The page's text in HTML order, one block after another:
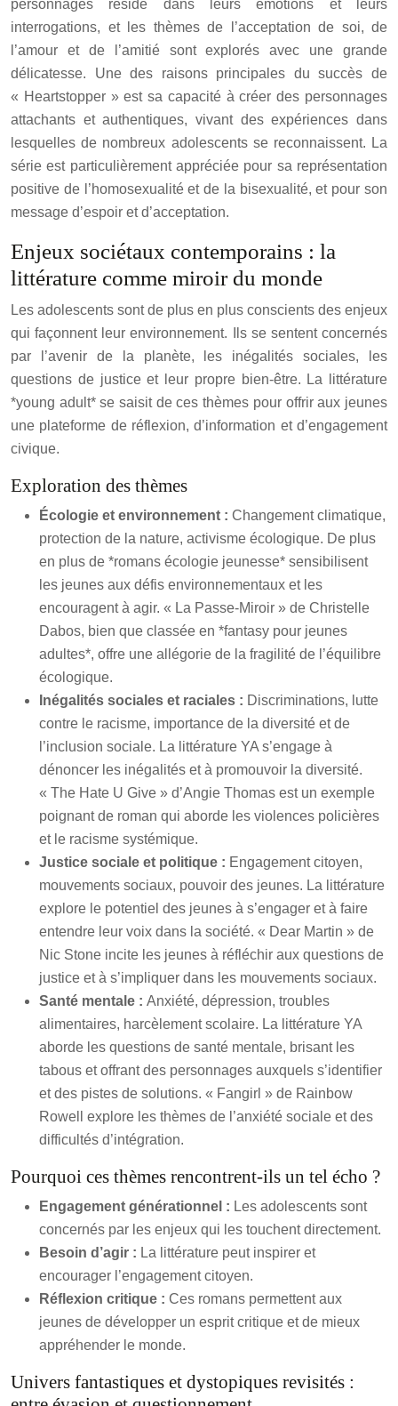
personnages réside dans leurs émotions et leurs
interrogations, et les thèmes de l’acceptation de soi, de
l’amour et de l’amitié sont explorés avec une grande
délicatesse. Une des raisons principales du succès de
« Heartstopper » est sa capacité à créer des personnages
attachants et authentiques, vivant des expériences dans
lesquelles de nombreux adolescents se reconnaissent. La
série est particulièrement appréciée pour sa représentation
positive de l’homosexualité et de la bisexualité, et pour son
message d’espoir et d’acceptation.
Enjeux sociétaux contemporains : la
littérature comme miroir du monde
Les adolescents sont de plus en plus conscients des enjeux
qui façonnent leur environnement. Ils se sentent concernés
par l’avenir de la planète, les inégalités sociales, les
questions de justice et leur propre bien-être. La littérature
*young adult* se saisit de ces thèmes pour offrir aux jeunes
une plateforme de réflexion, d’information et d’engagement
civique.
Exploration des thèmes
Écologie et environnement : Changement climatique,
protection de la nature, activisme écologique. De plus
en plus de *romans écologie jeunesse* sensibilisent
les jeunes aux défis environnementaux et les
encouragent à agir. « La Passe-Miroir » de Christelle
Dabos, bien que classée en *fantasy pour jeunes
adultes*, offre une allégorie de la fragilité de l’équilibre
écologique.
Inégalités sociales et raciales : Discriminations, lutte
contre le racisme, importance de la diversité et de
l’inclusion sociale. La littérature YA s’engage à
dénoncer les inégalités et à promouvoir la diversité.
« The Hate U Give » d’Angie Thomas est un exemple
poignant de roman qui aborde les violences policières
et le racisme systémique.
Justice sociale et politique : Engagement citoyen,
mouvements sociaux, pouvoir des jeunes. La littérature
explore le potentiel des jeunes à s’engager et à faire
entendre leur voix dans la société. « Dear Martin » de
Nic Stone incite les jeunes à réfléchir aux questions de
justice et à s’impliquer dans les mouvements sociaux.
Santé mentale : Anxiété, dépression, troubles
alimentaires, harcèlement scolaire. La littérature YA
aborde les questions de santé mentale, brisant les
tabous et offrant des personnages auxquels s’identifier
et des pistes de solutions. « Fangirl » de Rainbow
Rowell explore les thèmes de l’anxiété sociale et des
difficultés d’intégration.
Pourquoi ces thèmes rencontrent-ils un tel écho ?
Engagement générationnel : Les adolescents sont
concernés par les enjeux qui les touchent directement.
Besoin d’agir : La littérature peut inspirer et
encourager l’engagement citoyen.
Réflexion critique : Ces romans permettent aux
jeunes de développer un esprit critique et de mieux
appréhender le monde.
Univers fantastiques et dystopiques revisités :